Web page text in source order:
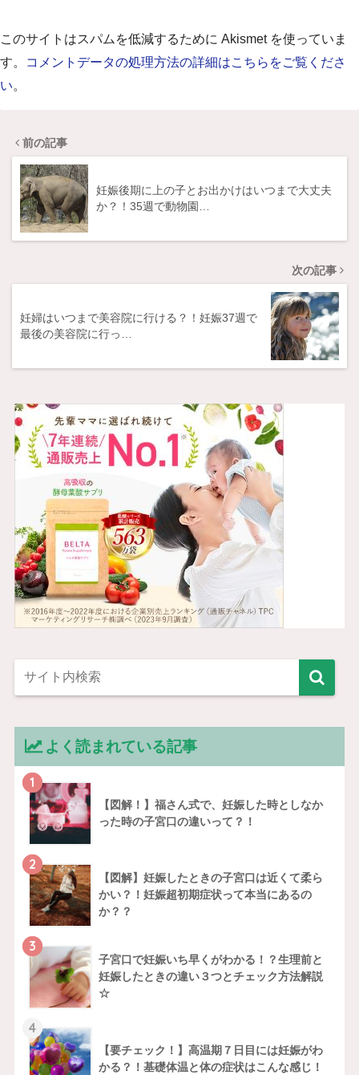
このサイトはスパムを低減するために Akismet を使っていま
す。
コメントデータの処理方法の詳細はこちらをご覧くださ
い。
前の記事
妊娠後期に上の子とお出かけはいつまで大丈夫
か？！35週で動物園…
次の記事
妊婦はいつまで美容院に行ける？！妊娠37週で
最後の美容院に行っ…
よく読まれている記事
1
【図解！】福さん式で、妊娠した時としなか
った時の子宮口の違いって？！
2
【図解】妊娠したときの子宮口は近くて柔ら
かい？！妊娠超初期症状って本当にあるの
か？？
3
子宮口で妊娠いち早くがわかる！？生理前と
妊娠したときの違い３つとチェック方法解説
☆
4
【要チェック！】高温期７日目には妊娠がわ
かる？！基礎体温と体の症状はこんな感じ！